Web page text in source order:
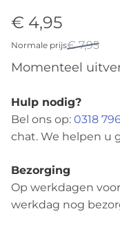
€ 4,95
Normale prijs€ 7,95
Momenteel
Hulp nodig?
Bel ons op: 0318
chat. We helpen u
Bezorging
Op werkdagen
werkdag nog